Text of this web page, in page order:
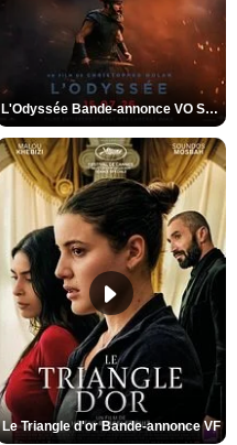
L'Odyssée Bande-annonce VO STFR
Le Triangle d'or Bande-annonce VF